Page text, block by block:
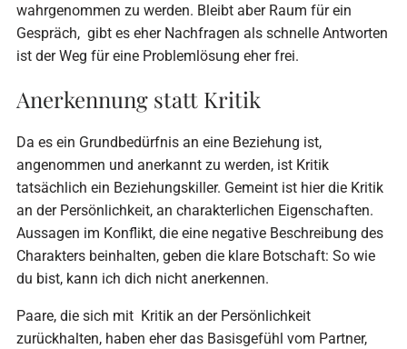
wahrgenommen zu werden. Bleibt aber Raum für ein
Gespräch, gibt es eher Nachfragen als schnelle Antworten
ist der Weg für eine Problemlösung eher frei.
Anerkennung statt Kritik
Da es ein Grundbedürfnis an eine Beziehung ist,
angenommen und anerkannt zu werden, ist Kritik
tatsächlich ein Beziehungskiller. Gemeint ist hier die Kritik
an der Persönlichkeit, an charakterlichen Eigenschaften.
Aussagen im Konflikt, die eine negative Beschreibung des
Charakters beinhalten, geben die klare Botschaft: So wie
du bist, kann ich dich nicht anerkennen.
Paare, die sich mit Kritik an der Persönlichkeit
zurückhalten, haben eher das Basisgefühl vom Partner,